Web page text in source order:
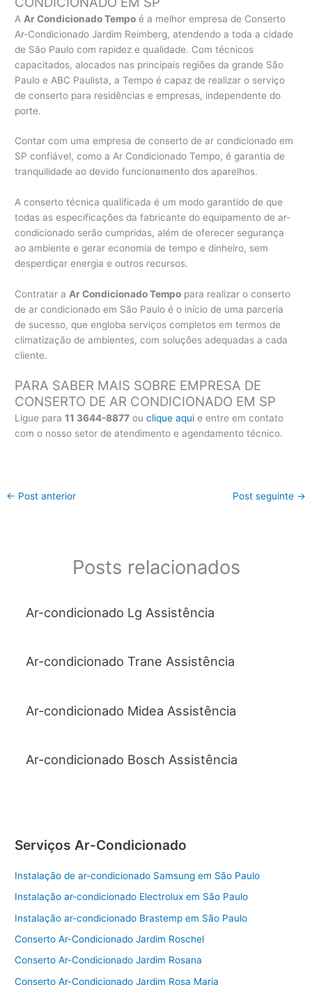
A Ar Condicionado Tempo é a melhor empresa de Conserto
Ar-Condicionado Jardim Reimberg, atendendo a toda a cidade
de São Paulo com rapidez e qualidade. Com técnicos
capacitados, alocados nas principais regiões da grande São
Paulo e ABC Paulista, a Tempo é capaz de realizar o serviço
de conserto para residências e empresas, independente do
porte.
Contar com uma empresa de conserto de ar condicionado em
SP confiável, como a Ar Condicionado Tempo, é garantia de
tranquilidade ao devido funcionamento dos aparelhos.
A conserto técnica qualificada é um modo garantido de que
todas as especificações da fabricante do equipamento de ar-
condicionado serão cumpridas, além de oferecer segurança
ao ambiente e gerar economia de tempo e dinheiro, sem
desperdiçar energia e outros recursos.
Contratar a Ar Condicionado Tempo para realizar o conserto
de ar condicionado em São Paulo é o início de uma parceria
de sucesso, que engloba serviços completos em termos de
climatização de ambientes, com soluções adequadas a cada
cliente.
PARA SABER MAIS SOBRE EMPRESA DE
CONSERTO DE AR CONDICIONADO EM SP
Ligue para11 3644-8877 ouclique aqui e entre em contato
com o nosso setor de atendimento e agendamento técnico.
← Post anterior Post seguinte →
Posts relacionados
Ar-condicionado Lg Assistência
Ar-condicionado Trane Assistência
Ar-condicionado Midea Assistência
Ar-condicionado Bosch Assistência
Serviços Ar-Condicionado
Instalação de ar-condicionado Samsung em São Paulo
Instalação ar-condicionado Electrolux em São Paulo
Instalação ar-condicionado Brastemp em São Paulo
Conserto Ar-Condicionado Jardim Roschel
Conserto Ar-Condicionado Jardim Rosana
Conserto Ar-Condicionado Jardim Rosa Maria